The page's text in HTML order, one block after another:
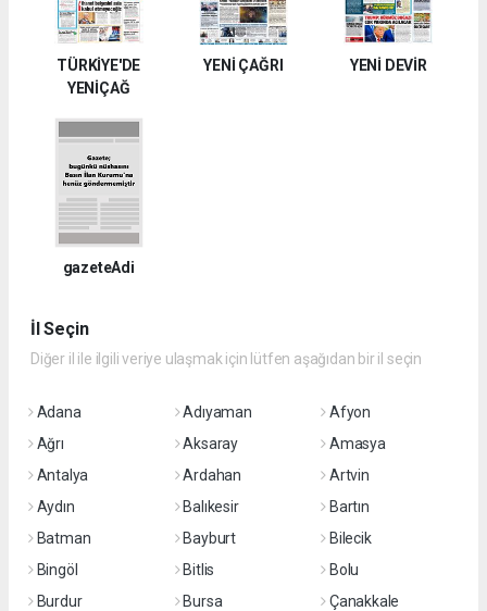
TÜRKİYE'DE
YENİÇAĞ
YENİ ÇAĞRI YENİ DEVİR
gazeteAdi
İl Seçin
Diğer il ile ilgili veriye ulaşmak için lütfen aşağıdan bir il seçin
Adana Adıyaman
Afyon
Ağrı
Aksaray
Amasya
Antalya
Ardahan
Artvin
Aydın
Balıkesir
Bartın
Batman
Bayburt
Bilecik
Bingöl
Bitlis
Bolu
Burdur
Bursa
Çanakkale